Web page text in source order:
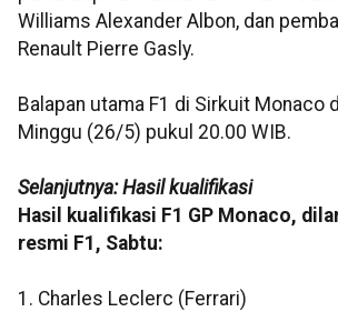
Williams Alexander Albon, dan
Renault Pierre Gasly.
Balapan utama F1 di Sirkuit Monaco
Minggu (26/5) pukul 20.00 WIB.
Selanjutnya: Hasil kualifikasi
Hasil kualifikasi F1 GP Monaco,
resmi F1, Sabtu:
1. Charles Leclerc (Ferrari)